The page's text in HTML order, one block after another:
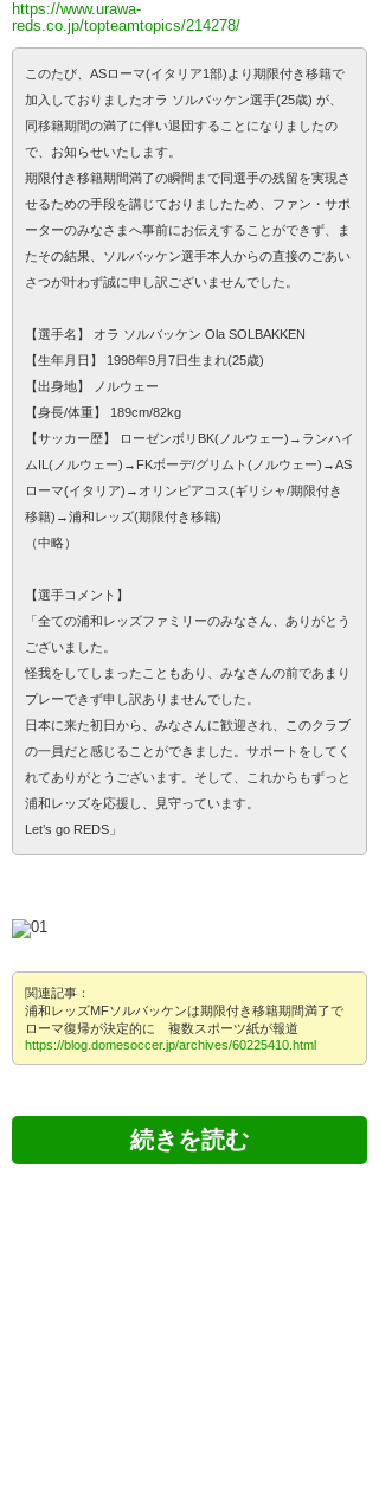
https://www.urawa-
reds.co.jp/topteamtopics/214278/
このたび、ASローマ(イタリア1部)より期限付き移籍で
加入しておりましたオラ ソルバッケン選手(25歳) が、
同移籍期間の満了に伴い退団することになりましたの
で、お知らせいたします。
期限付き移籍期間満了の瞬間まで同選手の残留を実現さ
せるための手段を講じておりましたため、ファン・サポ
ーターのみなさまへ事前にお伝えすることができず、ま
たその結果、ソルバッケン選手本人からの直接のごあい
さつが叶わず誠に申し訳ございませんでした。
【選手名】 オラ ソルバッケン Ola SOLBAKKEN
【生年月日】 1998年9月7日生まれ(25歳)
【出身地】 ノルウェー
【身長/体重】 189cm/82kg
【サッカー歴】 ローゼンボリBK(ノルウェー)→ランハイ
ムIL(ノルウェー)→FKボーデ/グリムト(ノルウェー)→AS
ローマ(イタリア)→オリンピアコス(ギリシャ/期限付き
移籍)→浦和レッズ(期限付き移籍)
（中略）
【選手コメント】
「全ての浦和レッズファミリーのみなさん、ありがとう
ございました。
怪我をしてしまったこともあり、みなさんの前であまり
プレーできず申し訳ありませんでした。
日本に来た初日から、みなさんに歓迎され、このクラブ
の一員だと感じることができました。サポートをしてく
れてありがとうございます。そして、これからもずっと
浦和レッズを応援し、見守っています。
Let’s go REDS」
関連記事：
浦和レッズMFソルバッケンは期限付き移籍期間満了で
ローマ復帰が決定的に 複数スポーツ紙が報道
https://blog.domesoccer.jp/archives/60225410.html